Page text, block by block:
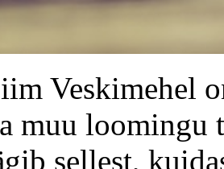
Veskimehel
muu
sellest,